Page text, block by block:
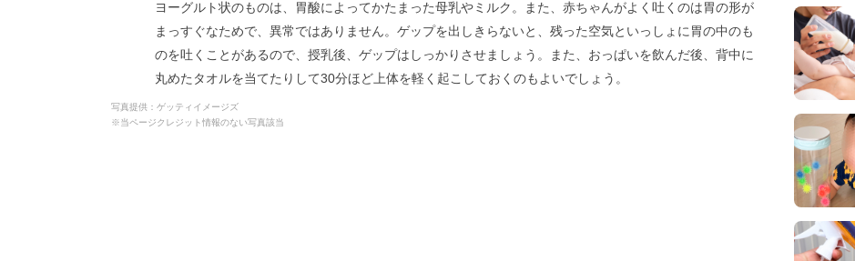
ヨーグルト状のものは、胃酸によってかたまった母乳やミルク。また、赤ちゃんがよく吐くのは胃の形が
まっすぐなためで、異常ではありません。ゲップを出しきらないと、残った空気といっしょに胃の中のも
のを吐くことがあるので、授乳後、ゲップはしっかりさせましょう。また、おっぱいを飲んだ後、背中に
丸めたタオルを当てたりして30分ほど上体を軽く起こしておくのもよいでしょう。
写真提供：ゲッティイメージズ
※当ページクレジット情報のない写真該当